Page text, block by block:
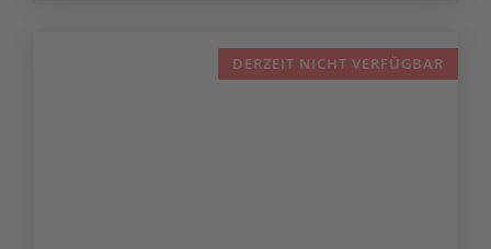
DERZEIT NICHT VERFÜGBAR